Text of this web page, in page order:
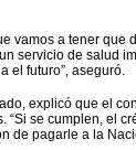
vamos a tener que
servicio de salud
el futuro”, aseguró.
explicó que el
se cumplen, el
de pagarle a la